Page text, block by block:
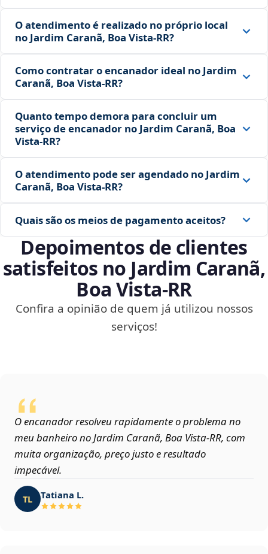
O atendimento é realizado no próprio local
no Jardim Caranã, Boa Vista‑RR?
Como contratar o encanador ideal no Jardim
Caranã, Boa Vista‑RR?
Quanto tempo demora para concluir um
serviço de encanador no Jardim Caranã, Boa
Vista‑RR?
O atendimento pode ser agendado no Jardim
Caranã, Boa Vista‑RR?
Quais são os meios de pagamento aceitos?
Depoimentos de clientes
satisfeitos no Jardim Caranã,
Boa Vista‑RR
Confira a opinião de quem já utilizou nossos
serviços!
O encanador resolveu rapidamente o problema no
meu banheiro no Jardim Caranã, Boa Vista‑RR, com
muita organização, preço justo e resultado
impecável.
TL Tatiana L.